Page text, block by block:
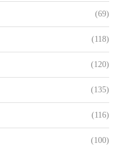
(69)
(118)
(120)
(135)
(116)
(100)